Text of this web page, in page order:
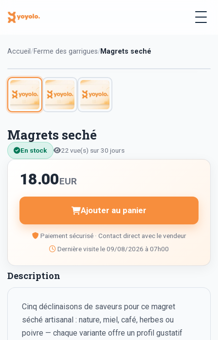
Accueil Ferme des garrigues Magrets seché
Magrets seché
En stock 22 vue(s) sur 30 jours
18.00EUR
Ajouter au panier
Paiement sécurisé · Contact direct avec le vendeur
Dernière visite le 09/08/2026 à 07h00
Description
Cinq déclinaisons de saveurs pour ce magret
séché artisanal : nature, miel, café, herbes ou
poivre — chaque variante offre un profil gustatif